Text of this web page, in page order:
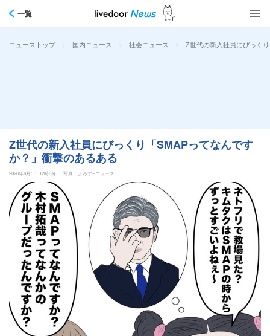
一覧
ニューストップ > 国内ニュース > 社会ニュース > Z世代の新入社員にびっく
Z世代の新入社員にびっくり「SMAPってなんです
か？」衝撃のあるある
2026年6月5日 12時0分 写真：よろず~ニュース